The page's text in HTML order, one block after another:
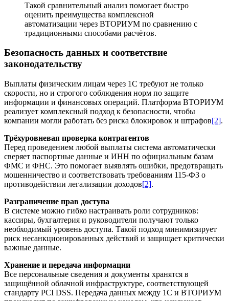
Такой сравнительный анализ помогает быстро
оценить преимущества комплексной
автоматизации через ВТОРИУМ по сравнению с
традиционными способами расчётов.
Безопасность данных и соответствие
законодательству
Выплаты физическим лицам через 1С требуют не только
скорости, но и строгого соблюдения норм по защите
информации и финансовых операций. Платформа ВТОРИУМ
реализует комплексный подход к безопасности, чтобы
компании могли работать без риска блокировок и штрафов[2].
Трёхуровневая проверка контрагентов
Перед проведением любой выплаты система автоматически
сверяет паспортные данные и ИНН по официальным базам
ФМС и ФНС. Это помогает выявлять ошибки, предотвращать
мошенничество и соответствовать требованиям 115-ФЗ о
противодействии легализации доходов[2].
Разграничение прав доступа
В системе можно гибко настраивать роли сотрудников:
кассиры, бухгалтерия и руководители получают только
необходимый уровень доступа. Такой подход минимизирует
риск несанкционированных действий и защищает критически
важные данные.
Хранение и передача информации
Все персональные сведения и документы хранятся в
защищённой облачной инфраструктуре, соответствующей
стандарту PCI DSS. Передача данных между 1С и ВТОРИУМ